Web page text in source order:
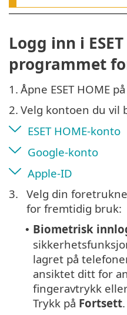
Logg inn i
programmet
1. Åpne ESET HOME
2. Velg kontoen du vil
ESET HOME-konto
Google-konto
Apple-ID
3. Velg din
for fremtidig bruk:
• Biometrisk
lagret på
ansiktet ditt for
fingeravtrykk
Trykk på Fortsett.